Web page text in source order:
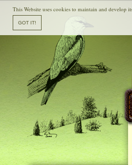
This Website uses cookies to maintain and develop